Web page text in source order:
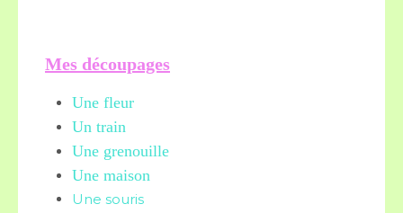
Mes découpages
Une fleur
Un train
Une grenouille
Une maison
Une souris